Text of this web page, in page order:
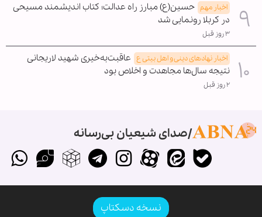
اخبار مهم حسین(ع) مبارز راه عدالت؛ کتاب اندیشمند مسیحی
در کربلا رونمایی شد
۳ روز قبل
اخبار نهادهای دینی و اهل بیتی ع عاقبت‌به‌خیری شهید لاریجانی
نتیجه سال‌ها مجاهدت و اخلاص بود
۲ روز قبل
صدای شیعیان بی‌رسانه
نسخه دسکتاپ